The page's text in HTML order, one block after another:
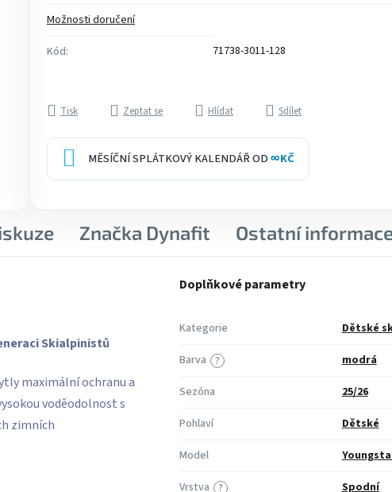
Možnosti doručení
Kód:
71738-3011-128
Tisk Zeptat se Hlídat Sdílet
MĚSÍČNÍ SPLÁTKOVÝ KALENDÁŘ OD∞KČ
Značka Dynafit Ostatní
Skialpinistů
maximální ochranu a
voděodolnost s
zimních
Doplňkové parametry
Kategorie Dětské
?
Barva
modrá
Sezóna
25/26
Pohlaví
Dětské
Model
?
Vrstva
Spodní